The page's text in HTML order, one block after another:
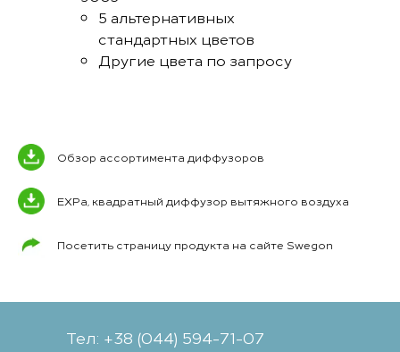
5 альтернативных
стандартных цветов
Другие цвета по запросу
Обзор ассортимента диффузоров
EXPa, квадратный диффузор вытяжного воздуха
Посетить страницу продукта на сайте Swegon
Тел: +38 (044) 594-71-07